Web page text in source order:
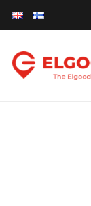
Skip
to